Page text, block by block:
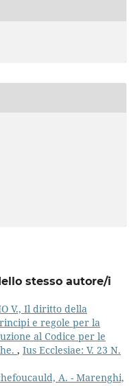
stesso autore/i
V., Il diritto della
e regole per la
al Codice per le
, Ius Ecclesiae: V. 23 N.
A. - Marenghi,